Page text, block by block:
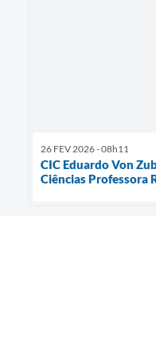
26 FEV 2026 - 08h11
CIC Eduardo Von
Ciências Professora